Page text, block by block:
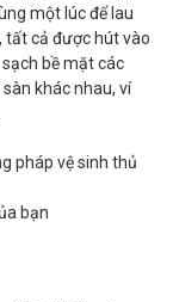
một lúc để lau
tất cả được hút vào
bề mặt các
khác nhau, ví
pháp vệ sinh thủ
bạn